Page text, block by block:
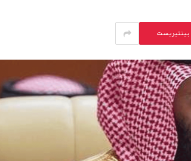
بينتيريست